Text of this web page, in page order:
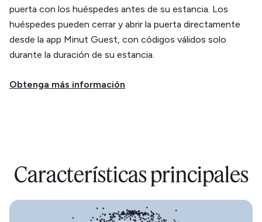
puerta con los huéspedes antes de su estancia. Los
huéspedes pueden cerrar y abrir la puerta directamente
desde la app Minut Guest, con códigos válidos solo
durante la duración de su estancia.
Obtenga más información
Características principales